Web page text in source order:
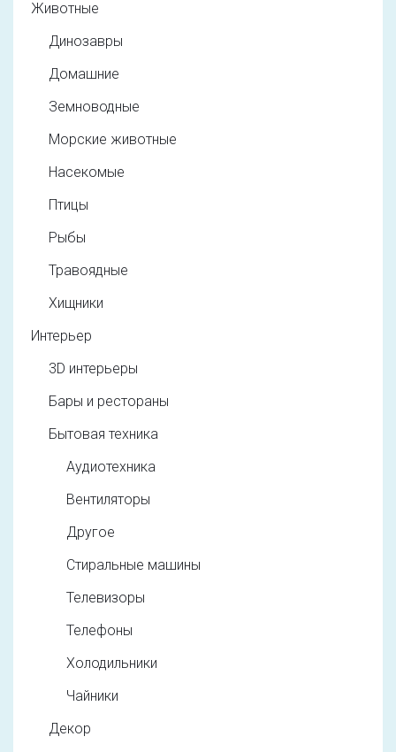
Животные
Динозавры
Домашние
Земноводные
Морские животные
Насекомые
Птицы
Рыбы
Травоядные
Хищники
Интерьер
3D интерьеры
Бары и рестораны
Бытовая техника
Аудиотехника
Вентиляторы
Другое
Стиральные машины
Телевизоры
Телефоны
Холодильники
Чайники
Декор